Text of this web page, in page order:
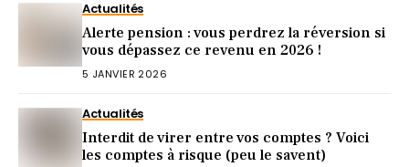
Actualités
Alerte pension : vous perdrez la réversion si
vous dépassez ce revenu en 2026 !
5 JANVIER 2026
Actualités
Interdit de virer entre vos comptes ? Voici
les comptes à risque (peu le savent)